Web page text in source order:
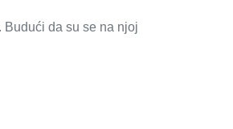
da su se na njoj